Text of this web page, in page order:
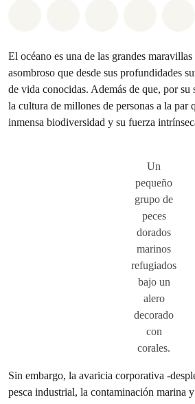
El océano es una de las grandes
asombroso que desde sus profundidades
de vida conocidas. Además de que, por su
la cultura de millones de personas a la par
inmensa biodiversidad y su fuerza
Un
pequeño
grupo de
peces
dorados
marinos
refugiados
bajo un
alero
decorado
con
corales.
Sin embargo, la avaricia corporativa -
pesca industrial, la contaminación marina